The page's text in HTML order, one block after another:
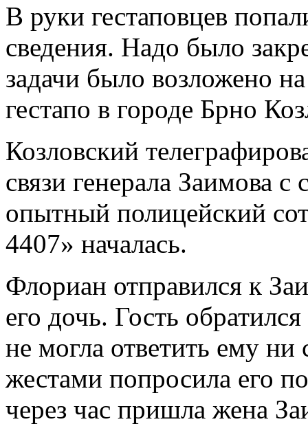
В руки гестаповцев
сведения. Надо было
задачи было возложено
гестапо в городе Брно
Козловский
связи генерала Заимова с
опытный полицейский
4407» началась.
Флориан отправился к
его дочь. Гость
не могла ответить ему
жестами попросила его
через час пришла жена